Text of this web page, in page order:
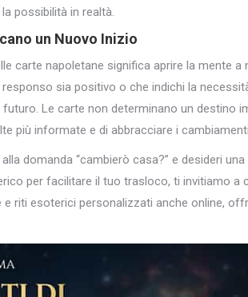
possibilità in realtà.
un Nuovo Inizio
carte napoletane significa aprire la mente
sia positivo o che indichi la
Le carte non determinano un destino
più informate e di abbracciare i
domanda “cambierò casa?” e desideri
per facilitare il tuo trasloco, ti invitiamo a
riti esoterici personalizzati anche online,